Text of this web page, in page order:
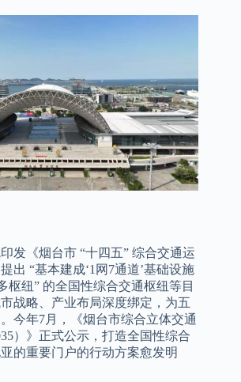
发《烟台市 “十四五” 综合交通运
出 “基本建成‘1网7通道’基础设施
枢纽” 的全国性综合交通枢纽等目
战略、产业布局深度绑定，为五
今年7月，《烟台市综合立体交通
）》正式公示，打造全国性综合
的重要门户的行动方案愈发明